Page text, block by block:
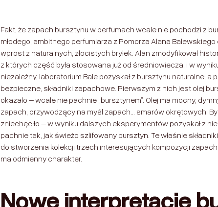
Fakt, że zapach bursztynu w perfumach wcale nie pochodzi z
młodego, ambitnego perfumiarza z Pomorza Alana
wprost z naturalnych, złocistych bryłek. Alan zmodyfikował
z których część była stosowana już od średniowiecza, i w
niezależny, laboratorium Bale pozyskał z bursztynu naturalne, a
bezpieczne, składniki zapachowe. Pierwszym z nich jest olej
okazało – wcale nie pachnie „bursztynem”. Olej ma mocny,
zapach, przywodzący na myśl zapach… smarów okrętowych.
zniechęciło – w wyniku dalszych eksperymentów pozyskał z
pachnie tak, jak świeżo szlifowany bursztyn. Te właśnie składniki
do stworzenia kolekcji trzech interesujących kompozycji
ma odmienny charakter.
Nowe interpretacje